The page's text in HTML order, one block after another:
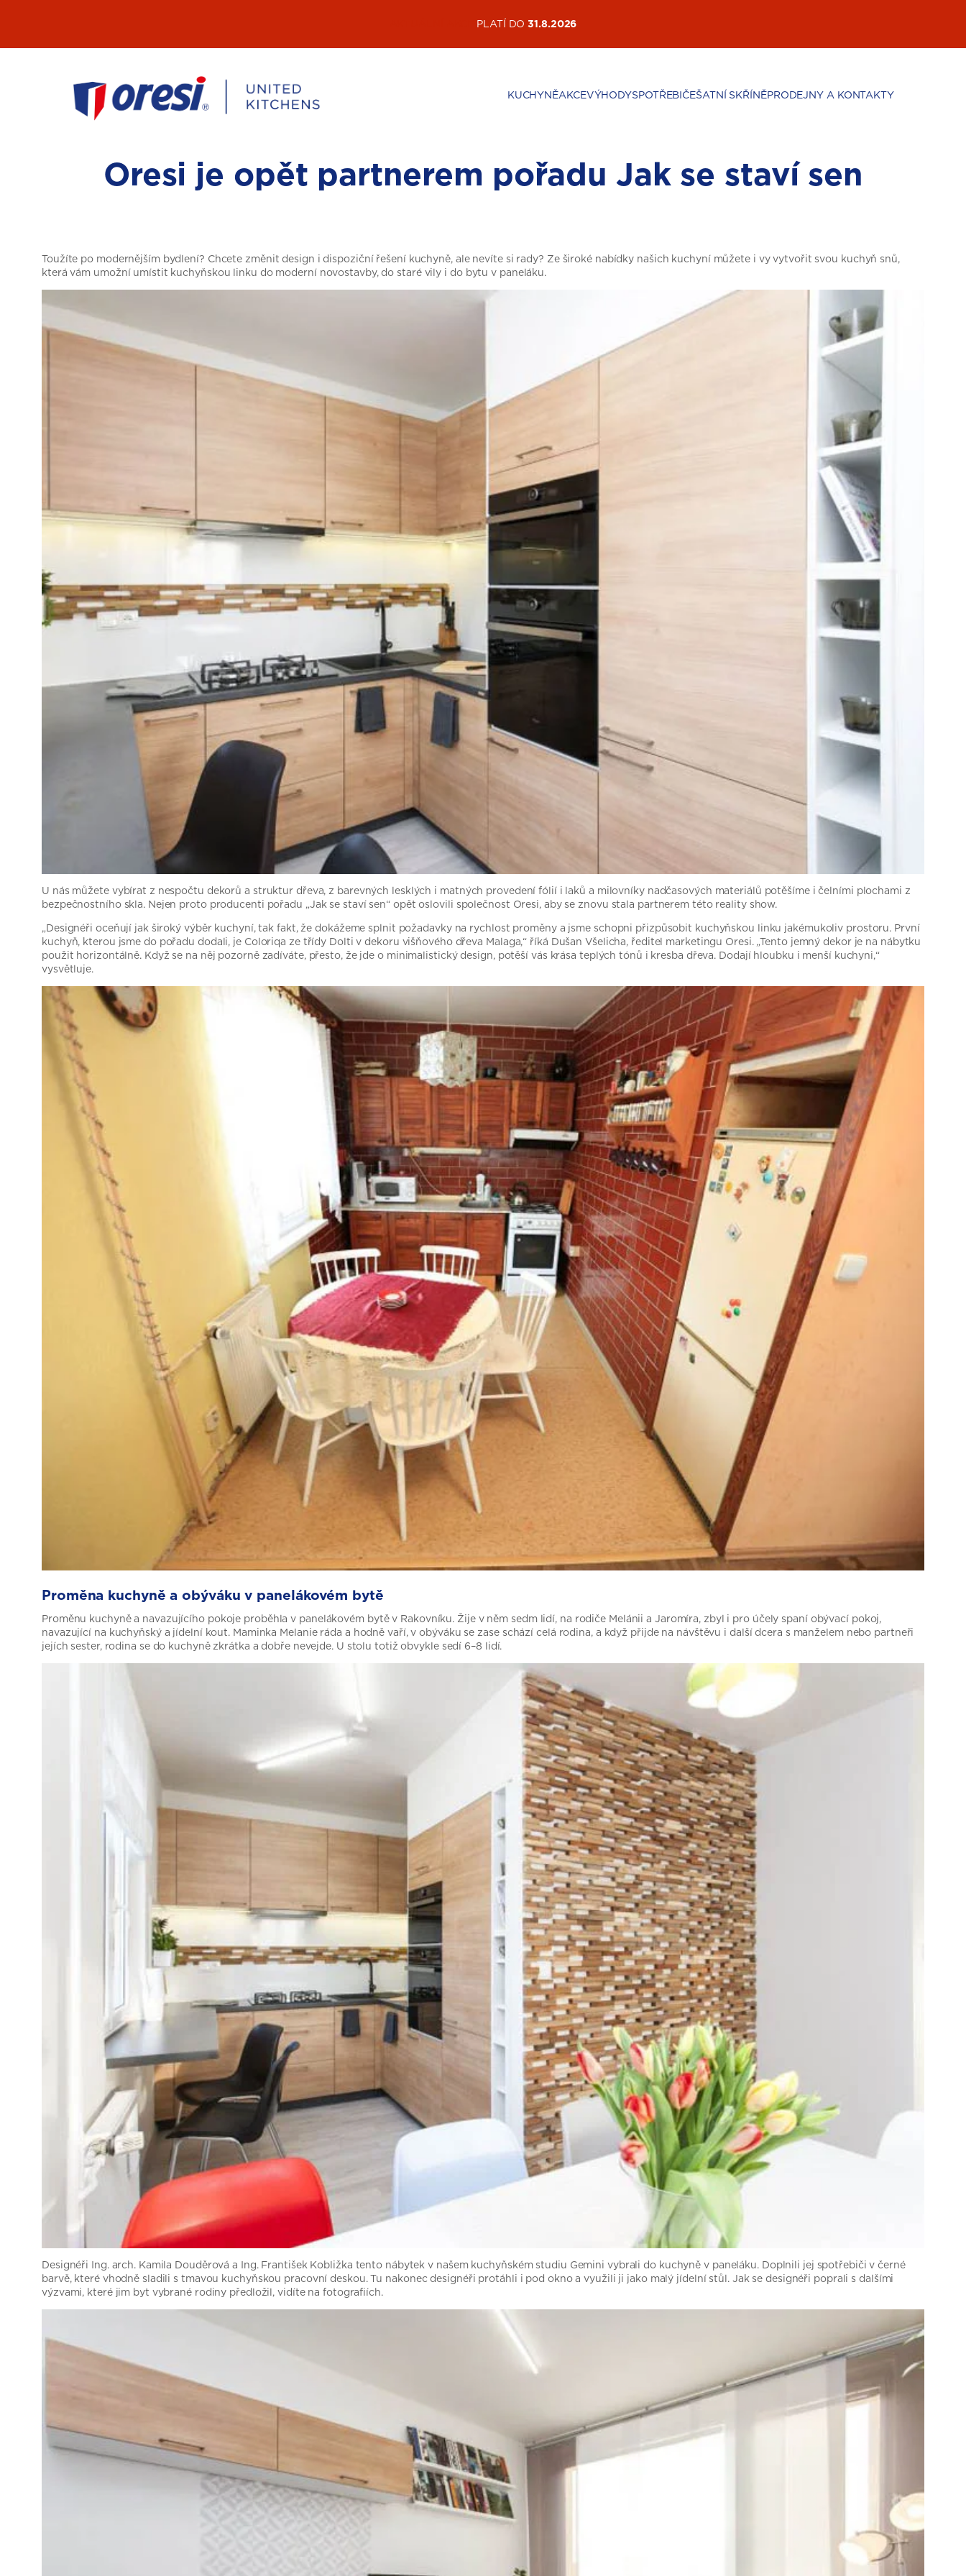
PLATÍ DO31.8.2026
KUCHYNĚAKCEVÝHODYSPOTŘEBIČEŠATNÍ SKŘÍNĚPRODEJNY A KONTAKTY
Oresi je opět partnerem pořadu Jak se staví sen
Toužíte po modernějším bydlení? Chcete změnit design i dispoziční řešení kuchyně, ale nevíte si rady? Ze široké nabídky našich kuchyní můžete i vy vytvořit svou kuchyň snů,
která vám umožní umístit kuchyňskou linku do moderní novostavby, do staré vily i do bytu v paneláku.
U nás můžete vybírat z nespočtu dekorů a struktur dřeva, z barevných lesklých i matných provedení fólií i laků a milovníky nadčasových materiálů potěšíme i čelními plochami z
bezpečnostního skla. Nejen proto producenti pořadu „Jak se staví sen“ opět oslovili společnost Oresi, aby se znovu stala partnerem této reality show.
„Designéři oceňují jak široký výběr kuchyní, tak fakt, že dokážeme splnit požadavky na rychlost proměny a jsme schopni přizpůsobit kuchyňskou linku jakémukoliv prostoru. První
kuchyň, kterou jsme do pořadu dodali, je Coloriqa ze třídy Dolti v dekoru višňového dřeva Malaga,“ říká Dušan Všelicha, ředitel marketingu Oresi. „Tento jemný dekor je na nábytku
použit horizontálně. Když se na něj pozorně zadíváte, přesto, že jde o minimalistický design, potěší vás krása teplých tónů i kresba dřeva. Dodají hloubku i menší kuchyni,“
vysvětluje.
Proměna kuchyně a obýváku v panelákovém bytě
Proměnu kuchyně a navazujícího pokoje proběhla v panelákovém bytě v Rakovníku. Žije v něm sedm lidí, na rodiče Melánii a Jaromíra, zbyl i pro účely spaní obývací pokoj,
navazující na kuchyňský a jídelní kout. Maminka Melanie ráda a hodně vaří, v obýváku se zase schází celá rodina, a když přijde na návštěvu i další dcera s manželem nebo partneři
jejích sester, rodina se do kuchyně zkrátka a dobře nevejde. U stolu totiž obvykle sedí 6–8 lidí.
Designéři Ing. arch. Kamila Douděrová a Ing. František Kobližka tento nábytek v našem kuchyňském studiu Gemini vybrali do kuchyně v paneláku. Doplnili jej spotřebiči v černé
barvě, které vhodně sladili s tmavou kuchyňskou pracovní deskou. Tu nakonec designéři protáhli i pod okno a využili ji jako malý jídelní stůl. Jak se designéři poprali s dalšími
výzvami, které jim byt vybrané rodiny předložil, vidíte na fotografiích.